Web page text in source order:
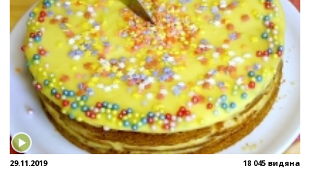
29.11.2019 18 045 видяна